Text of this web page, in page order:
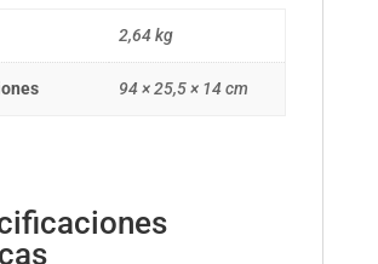
2,64 kg
94 × 25,5 × 14 cm